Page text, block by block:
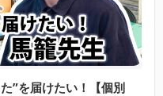
”を届けたい！【個別